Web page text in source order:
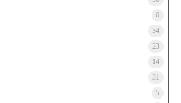
6
34
23
14
31
5